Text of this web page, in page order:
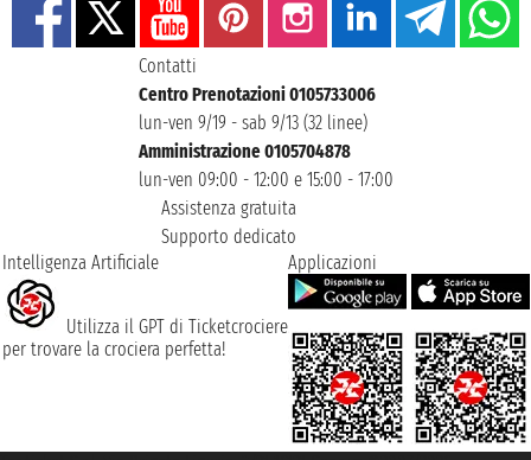
Contatti
Centro Prenotazioni 0105733006
lun-ven 9/19 - sab 9/13 (32 linee)
Amministrazione 0105704878
lun-ven 09:00 - 12:00 e 15:00 - 17:00
Assistenza gratuita
Supporto dedicato
Intelligenza Artificiale
Utilizza il GPT di Ticketcrociere
per trovare la crociera perfetta!
Applicazioni